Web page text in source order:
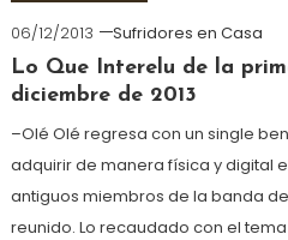
06/12/2013
Sufridores en Casa
Lo Que Interelu de la
diciembre de 2013
–Olé Olé regresa con un single
adquirir de manera física y digital
antiguos miembros de la banda
reunido. Lo recaudado con el